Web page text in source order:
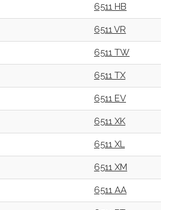
6511 HB
6511 VR
6511 TW
6511 TX
6511 EV
6511 XK
6511 XL
6511 XM
6511 AA